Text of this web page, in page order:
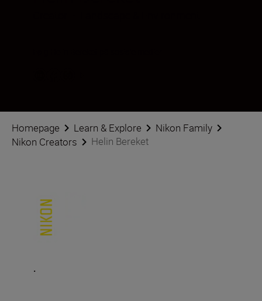
Homepage Learn & Explore
Nikon Family
Nikon Creators
Helin Bereket
.